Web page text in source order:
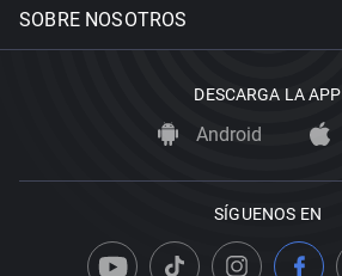
SOBRE NOSOTROS
DESCARGA LA APP
Android
SÍGUENOS EN